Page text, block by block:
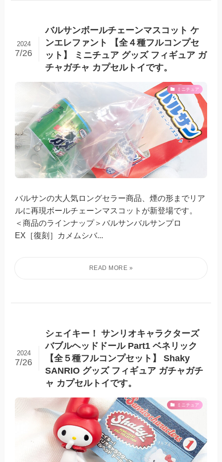
バルサンボールチェーンマスコット ケ
ンエレファント 【全４種フルコンプセ
ット】 ミニチュア グッズ フィギュア ガ
チャガチャ カプセルトイです。
2024
7/26
ミニチュア
バルサンの大人気ロングセラー商品、煙の形までリア
ルに再現ボールチェーンマスコットが新登場です。
＜商品のラインナップ＞バルサンバルサンプロ
EX［復刻］カメムシバ...
シェイキー！ サンリオキャラクターズ
バブルヘッドドール Part1 ベネリック
【全５種フルコンプセット】 Shaky
SANRIO グッズ フィギュア ガチャガチ
ャ カプセルトイです。
2024
7/26
ミニチュア